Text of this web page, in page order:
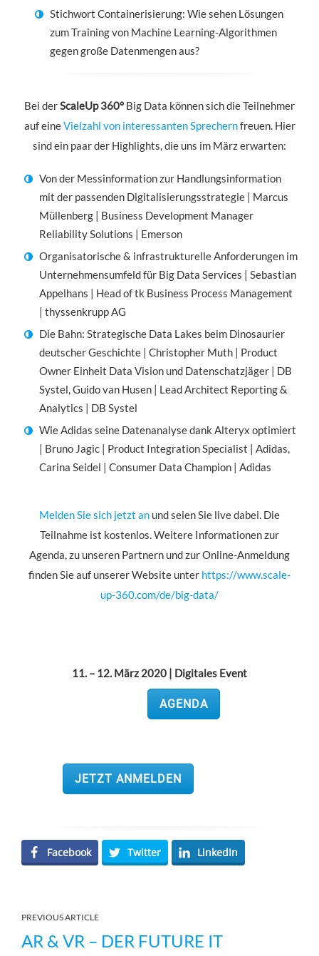
Stichwort Containerisierung: Wie sehen Lösungen
zum Training von Machine Learning-Algorithmen
gegen große Datenmengen aus?
Bei derScaleUp 360° Big Data können sich die Teilnehmer
auf eineVielzahl von interessanten Sprechernfreuen. Hier
sind ein paar der Highlights, die uns im März erwarten:
Von der Messinformation zur Handlungsinformation
mit der passenden Digitalisierungsstrategie | Marcus
Müllenberg | Business Development Manager
Reliability Solutions | Emerson
Organisatorische & infrastrukturelle Anforderungen im
Unternehmensumfeld für Big Data Services | Sebastian
Appelhans | Head of tk Business Process Management
| thyssenkrupp AG
Die Bahn: Strategische Data Lakes beim Dinosaurier
deutscher Geschichte | Christopher Muth | Product
Owner Einheit Data Vision und Datenschatzjäger | DB
Systel, Guido van Husen | Lead Architect Reporting &
Analytics | DB Systel
Wie Adidas seine Datenanalyse dank Alteryx optimiert
| Bruno Jagic | Product Integration Specialist | Adidas,
Carina Seidel | Consumer Data Champion | Adidas
Melden Sie sich jetzt an und seien Sie live dabei. Die
Teilnahme ist kostenlos. Weitere Informationen zur
Agenda, zu unseren Partnern und zur Online-Anmeldung
finden Sie auf unserer Website unter https://www.scale-
up-360.com/de/big-data/
11. – 12. März 2020 | Digitales Event
AGENDA
JETZT ANMELDEN
Facebook Twitter LinkedIn
PREVIOUS ARTICLE
AR & VR – DER FUTURE IT